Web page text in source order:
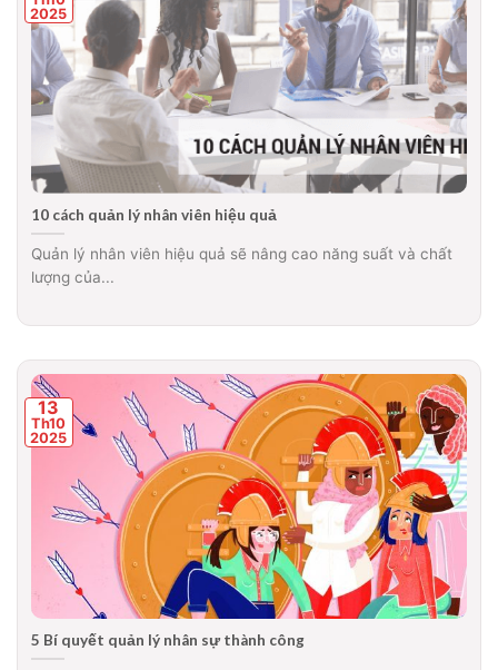
10 cách quản lý nhân viên hiệu quả
Quản lý nhân viên hiệu quả sẽ nâng cao năng suất và chất
lượng của...
2025
5 Bí quyết quản lý nhân sự thành công
13
Th10
2025